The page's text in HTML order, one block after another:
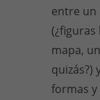
entre un
mapa,
quizás?)
formas y